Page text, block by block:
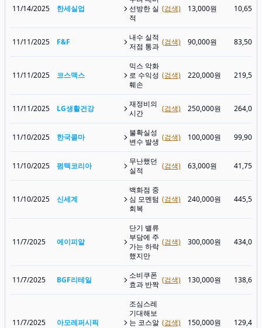
11/14/2025 한세실업
선방한 실
적
(검색) 13,000원 10,650
11/11/2025 F&F
내수 실적
저점 통과 (검색) 90,000원 83,500
11/11/2025 코스맥스
믹스 악화
로 수익성
훼손
(검색) 220,000원 219,500
11/11/2025 LG생활건강
재정비의
시간
(검색) 250,000원 264,000
11/10/2025 한국콜마
불확실성
변수 발생 (검색) 100,000원 99,900
11/10/2025 펌텍코리아
무난했던
실적
(검색) 63,000원 41,750
11/10/2025 신세계
백화점 중
심 모멘텀
회복
(검색) 240,000원 445,500
11/7/2025 에이피알
단기 밸류
부담에 주
가는 하락
했지만
(검색) 300,000원 434,000
11/7/2025 BGF리테일
소비쿠폰
효과 반짝 (검색) 130,000원 138,600
11/7/2025 아모레퍼시픽
조심스레
기대해보
는 코스알 (검색) 150,000원 129,400